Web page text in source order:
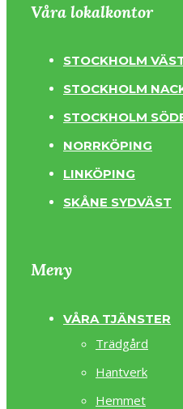
Våra lokalkontor
STOCKHOLM
STOCKHOLM
STOCKHOLM
NORRKÖPING
LINKÖPING
SKÅNE SYDVÄST
Meny
VÅRA TJÄNSTER
Trädgård
Hantverk
Hemmet